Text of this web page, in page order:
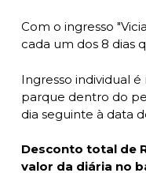
Com o ingresso
cada um dos 8 dias
Ingresso individual
parque dentro do
dia seguinte à data
Desconto total de
valor da diária no